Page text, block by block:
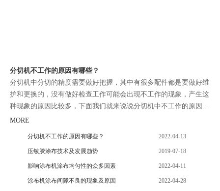
分切机不工作的原因有哪些？
分切机中分切的精度需要做好把握，其中有很多配件都是要做好维
护和更换的，没有做好检查工作可能会出现不工作的现象，产生这
种现象的原因比较多，下面我们就来说说分切机中不工作的原因有
哪些。
MORE
分切机不工作的原因有哪些？ 2022-04-13
压敏胶涂布技术及发展趋势 2019-07-18
影响涂布机涂布均匀性的众多因素 2022-04-11
涂布机涂布间隙不良的现象及原因 2022-04-28